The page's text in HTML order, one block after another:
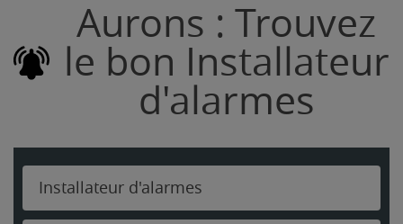
Aurons : Trouvez
le bon Installateur
d'alarmes
Installateur d'alarmes